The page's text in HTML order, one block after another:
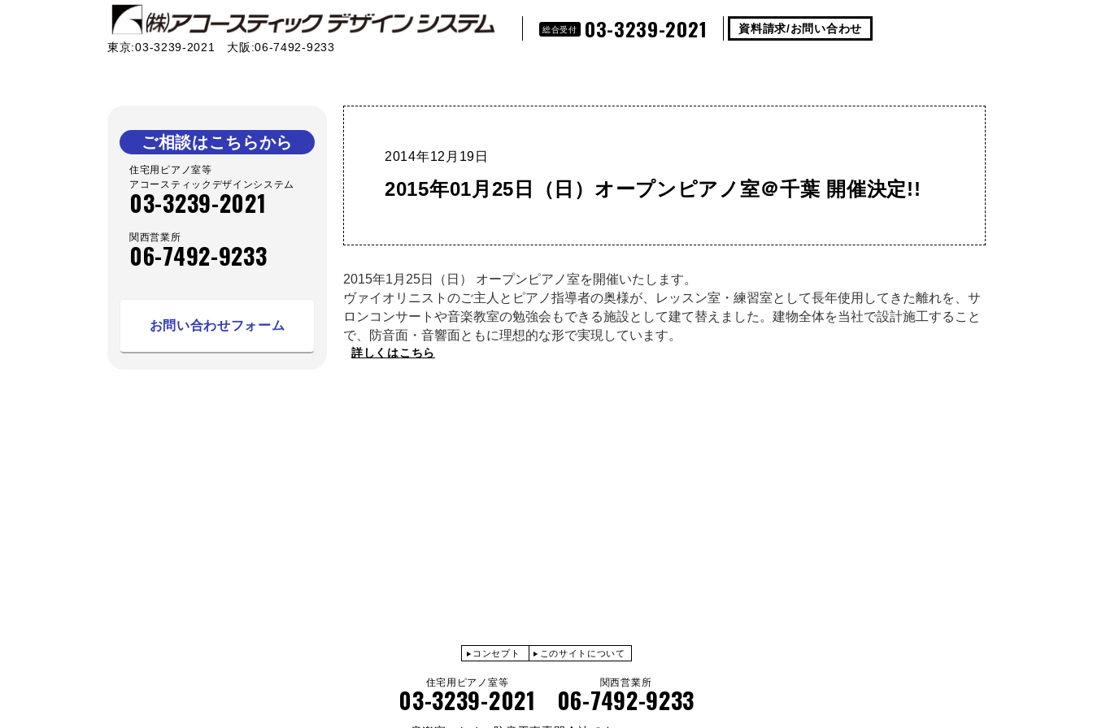
東京:03-3239-2021 大阪:06-7492-9233
総合受付 03-3239-2021 資料請求/お問い合わせ
ご相談はこちらから
住宅用ピアノ室等
アコースティックデザインシステム
03-3239-2021
関西営業所
06-7492-9233
お問い合わせフォーム
2014年12月19日
2015年01月25日（日）オープンピアノ室＠千葉 開催決定!!
2015年1月25日（日） オープンピアノ室を開催いたします。
ヴァイオリニストのご主人とピアノ指導者の奥様が、レッスン室・練習室として長年使用してきた離れを、サ
ロンコンサートや音楽教室の勉強会もできる施設として建て替えました。建物全体を当社で設計施工すること
で、防音面・音響面ともに理想的な形で実現しています。
詳しくはこちら
コンセプト このサイトについて
住宅用ピアノ室等
03-3239-2021
関西営業所
06-7492-9233